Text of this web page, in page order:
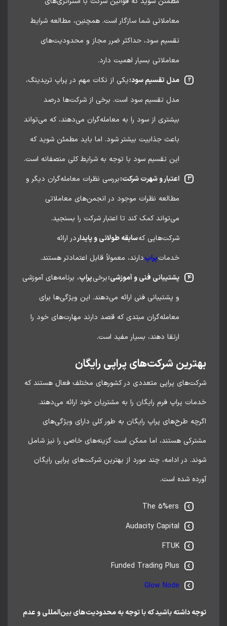
معاملاتی شما سازگار است. همچنین، مطالعه شرایط
تقسیم سود، حداکثر ضرر مجاز و محدودیت‌های
معاملاتی بسیار اهمیت دارد.
مدل تقسیم سود:یکی از نکات مهم در پراپ تریدینگ،
مدل تقسیم سود است. برخی از شرکت‌ها درصد
بیشتری از سود را به معامله‌گران می‌دهند، که می‌تواند
باعث جذابیت بیشتر شود. اما باید مطمئن شوید که
این تقسیم سود با توجه به شرایط کلی منصفانه است.
اعتبار و شهرت شرکت:بررسی نظرات معامله‌گران دیگر و
مطالعه نظرات موجود در انجمن‌های معاملاتی
می‌تواند کمک کند تا اعتبار شرکت را بسنجید.
شرکت‌هایی کهسابقه طولانی و پایداردر ارائه
پراپدارند، معمولاً قابل اعتمادتر هستند.
پشتیبانی فنی و آموزشی:برخیپراپ، برنامه‌های آموزشی
و پشتیبانی فنی ارائه می‌دهند. این ویژگی‌ها برای
معامله‌گران مبتدی که قصد دارند مهارت‌های خود را
ارتقا دهند، بسیار مفید است.
شرکت‌های پراپی رایگان
پراپی متعددی در کشورهای مختلف فعال هستند که
پراپ فرم رایگان را به مشتریان خود ارائه می‌دهند.
طرح‌های پراپ رایگان به طور کلی دارای ویژگی‌های
هستند، اما ممکن است گزینه‌های خاصی را نیز شامل
در ادامه، چند مورد از بهترین شرکت‌های پراپی رایگان
شده است.
Audacity Capital
FTUK
Funded Trading Plus
Glow Node
داشته باشید که با توجه به محدودیت‌های بین‌المللی و عدم